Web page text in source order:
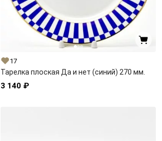
17
Тарелка плоская Да и нет (синий) 270 мм.
3 140 ₽